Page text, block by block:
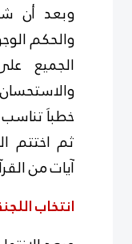
وبعد أن
والحكم
الجميع
خطباَ تناسب
ثم اختتم
آيات من
انتخاب